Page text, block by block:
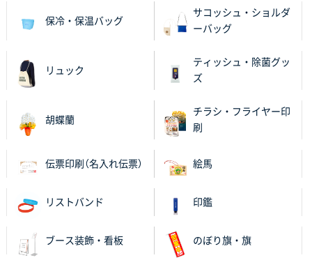
き、他のネット印刷サービスよりも安心して購入まで
進められました。
【ポリ袋】特別ご注文ページ
3000枚
昨年利用した時に、納期と金額面でかなり業者さんを
比較して決めさせていただきました。 昨年注文分も、
納期がギリギリだったにも関わらず、丁寧に対応して
対応を頂いており助かっております。
和歌山県S社様
2025年11月05日 11:13
保冷・保温バッグ
サコッシュ・ショルダ
ーバッグ
リュック
ティッシュ・除菌グッ
ズ
胡蝶蘭
チラシ・フライヤー印
刷
伝票印刷（名入れ伝票） 絵馬
リストバンド 印鑑
ブース装飾・看板 のぼり旗・旗